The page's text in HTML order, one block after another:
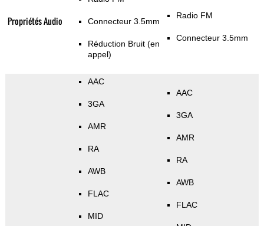
Propriétés Audio Connecteur 3.5mm
Réduction Bruit (en
appel)
Radio FM
Connecteur 3.5mm
AAC
3GA
AMR
RA
AWB
FLAC
MID
AAC
3GA
AMR
RA
AWB
FLAC